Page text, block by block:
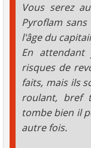
Vous serez
Pyroflam
l'âge du
En
risques de
faits, mais ils
roulant, bref
tombe bien il
autre fois.